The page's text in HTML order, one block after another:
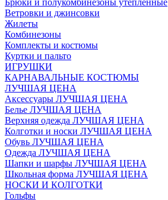
Брюки и полукомбинезоны утепленные
Ветровки и джинсовки
Жилеты
Комбинезоны
Комплекты и костюмы
Куртки и пальто
ИГРУШКИ
КАРНАВАЛЬНЫЕ КОСТЮМЫ
ЛУЧШАЯ ЦЕНА
Аксессуары ЛУЧШАЯ ЦЕНА
Белье ЛУЧШАЯ ЦЕНА
Верхняя одежда ЛУЧШАЯ ЦЕНА
Колготки и носки ЛУЧШАЯ ЦЕНА
Обувь ЛУЧШАЯ ЦЕНА
Одежда ЛУЧШАЯ ЦЕНА
Шапки и шарфы ЛУЧШАЯ ЦЕНА
Школьная форма ЛУЧШАЯ ЦЕНА
НОСКИ И КОЛГОТКИ
Гольфы